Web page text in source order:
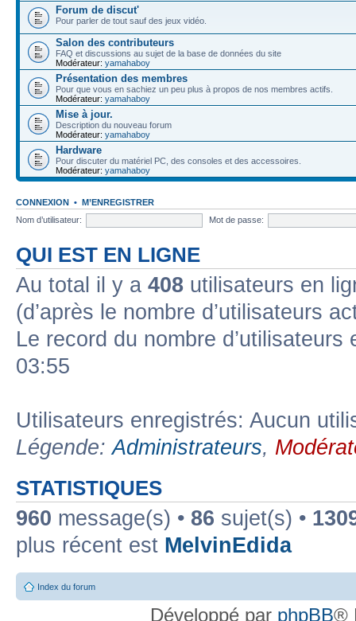
Forum de discut'
Pour parler de tout sauf des jeux vidéo.
Salon des contributeurs
FAQ et discussions au sujet de la base de données du site
Modérateur: yamahaboy
Présentation des membres
Pour que vous en sachiez un peu plus à propos de nos membres actifs.
Modérateur: yamahaboy
Mise à jour.
Description du nouveau forum
Modérateur: yamahaboy
Hardware
Pour discuter du matériel PC, des consoles et des accessoires.
Modérateur: yamahaboy
CONNEXION • M’ENREGISTRER
Nom d’utilisateur:
Mot de passe:
QUI EST EN LIGNE
Au total il y a 408 utilisateurs en
(d’après le nombre d’utilisateurs
Le record du nombre
03:55
Utilisateurs enregistrés: Aucun
Légende:Administrateurs,
STATISTIQUES
960 message(s) • 86 sujet(s) •
plus récent est MelvinEdida
Index du forum
Développé par phpBB®